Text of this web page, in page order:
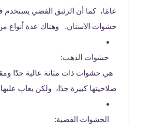
عامًا، كما أن الزئبق الفضي يستخدم
حشوات الأسنان. وهناك عدة أنواع
حشوات الذهب:
هي حشوات ذات متانة عالية جدًا
صلاحيتها كبيرة جدًا، ولكن يعاب عليها
الحشوات الفضية: